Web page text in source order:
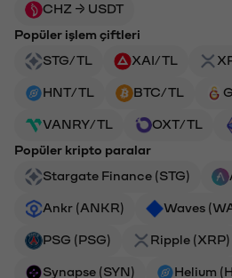
CHZ → USDT
Popüler işlem çiftleri
STG/TL
XAI/TL
HNT/TL BTC/TL
VANRY/TL OXT/TL
Popüler kripto paralar
Stargate Finance (STG)
Ankr (ANKR) Waves
PSG (PSG) Ripple (XRP)
Synapse (SYN) Helium